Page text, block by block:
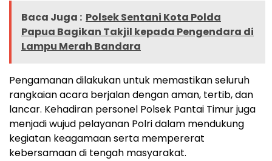
Baca Juga : Polsek Sentani Kota Polda
Papua Bagikan Takjil kepada Pengendara di
Lampu Merah Bandara
Pengamanan dilakukan untuk memastikan seluruh
rangkaian acara berjalan dengan aman, tertib, dan
lancar. Kehadiran personel Polsek Pantai Timur juga
menjadi wujud pelayanan Polri dalam mendukung
kegiatan keagamaan serta mempererat
kebersamaan di tengah masyarakat.